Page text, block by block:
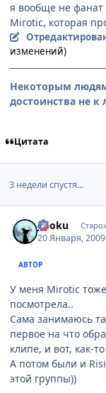
я вообще не
Mirotic, которая
изменений)
Некоторым
достоинства не к
Цитата
3 недели спустя...
jigoku
20 Января, 2009
АВТОР
У меня Mirotic
посмотрела..
Сама занимаюсь
первое на что
клипе, и вот, как-
А потом были и
этой группы))